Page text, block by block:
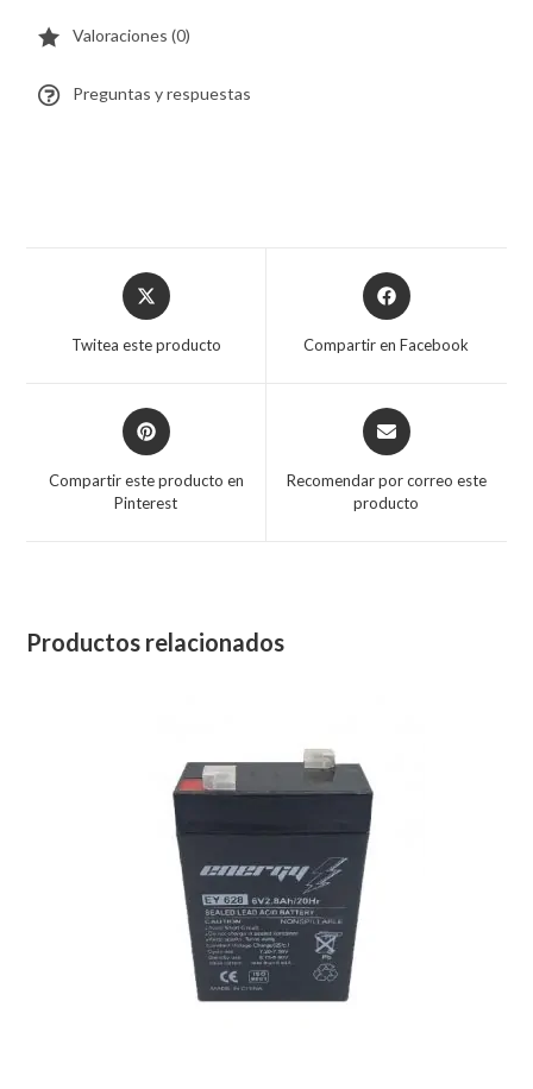
Valoraciones (0)
Preguntas y respuestas
Twitea este producto Compartir en Facebook
Compartir este producto en
Pinterest
Recomendar por correo este
producto
Productos relacionados